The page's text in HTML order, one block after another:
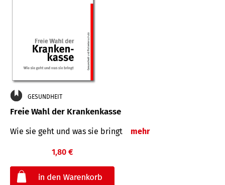
GESUNDHEIT
Freie Wahl der Krankenkasse
Wie sie geht und was sie bringt mehr
1,80 €